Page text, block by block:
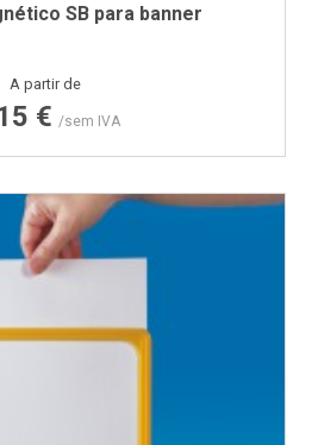
SB para banner
Preço
A partir de
€ /sem IVA